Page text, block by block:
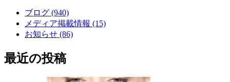
ブログ (940)
メディア掲載情報 (15)
お知らせ (86)
最近の投稿